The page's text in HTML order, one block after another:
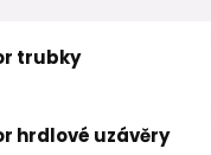
trubky
hrdlové uzávěry